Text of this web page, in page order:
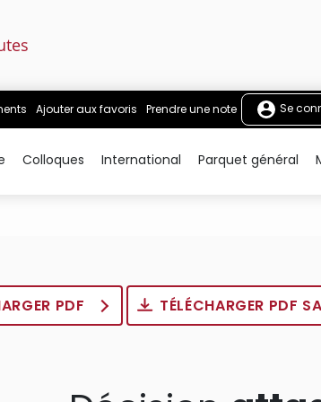
Ajouter aux favoris Prendre une note Se
Colloques International Parquet général
PDF TÉLÉCHARGER PDF